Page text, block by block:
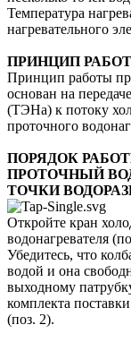
Температура
нагревательного
ПРИНЦИП
Принцип работы
основан на
(ТЭНа) к потоку
проточного
ПОРЯДОК
ПРОТОЧНЫЙ
ТОЧКИ
Откройте кран
водонагревателя
Убедитесь, что
водой и она
выходному
комплекта
(поз. 2).